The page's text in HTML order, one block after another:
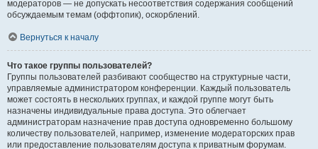
модераторов — не допускать несоответствия содержания сообщений
обсуждаемым темам (оффтопик), оскорблений.
Вернуться к началу
Что такое группы пользователей?
Группы пользователей разбивают сообщество на структурные части,
управляемые администратором конференции. Каждый пользователь
может состоять в нескольких группах, и каждой группе могут быть
назначены индивидуальные права доступа. Это облегчает
администраторам назначение прав доступа одновременно большому
количеству пользователей, например, изменение модераторских прав
или предоставление пользователям доступа к приватным форумам.